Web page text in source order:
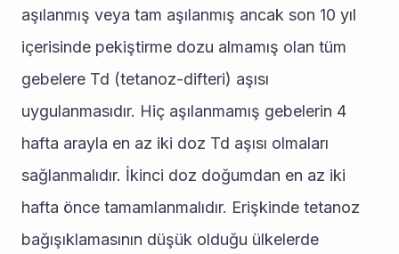
aşılanmış veya tam aşılanmış ancak son 10 yıl
içerisinde pekiştirme dozu almamış olan tüm
gebelere Td (tetanoz-difteri) aşısı
uygulanmasıdır. Hiç aşılanmamış gebelerin 4
hafta arayla en az iki doz Td aşısı olmaları
sağlanmalıdır. İkinci doz doğumdan en az iki
hafta önce tamamlanmalıdır. Erişkinde tetanoz
bağışıklamasının düşük olduğu ülkelerde